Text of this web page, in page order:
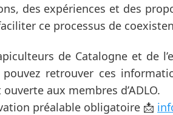
des expériences et des
ce processus de
de Catalogne et de
pouvez retrouver ces
aux membres d’ADLO.
préalable obligatoire 📩